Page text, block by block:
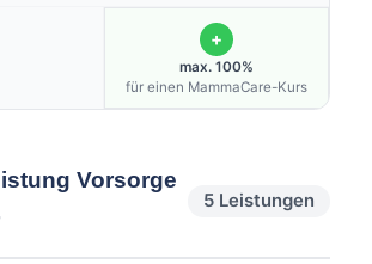
+
max. 100%
für einen MammaCare-Kurs
Vorsorge
5 Leistungen